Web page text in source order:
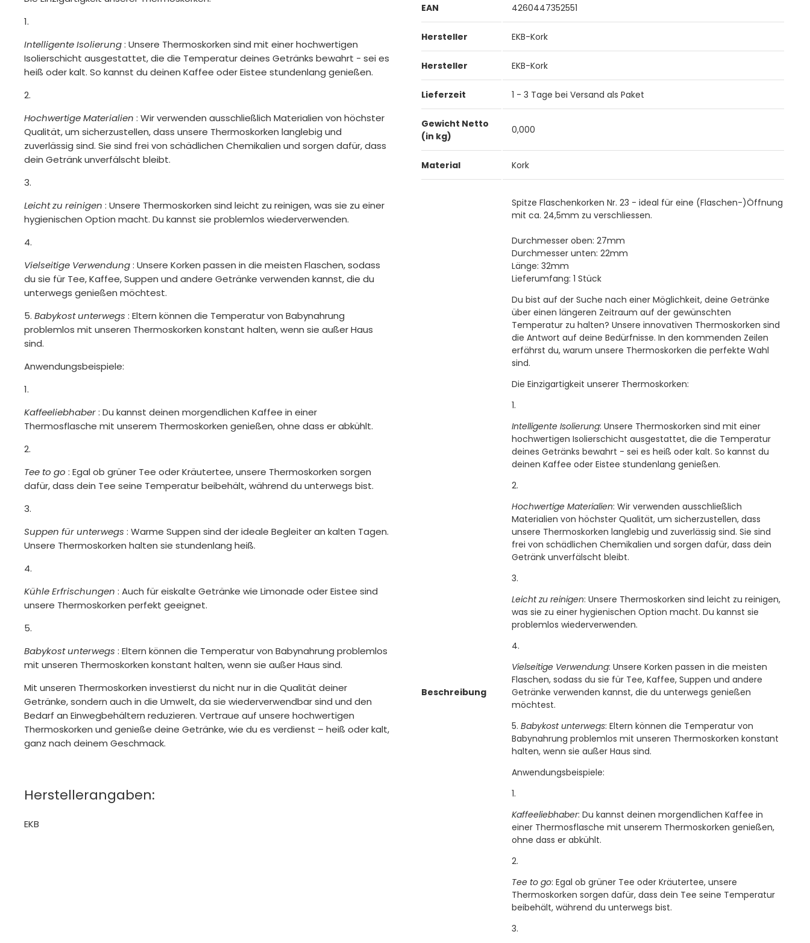
Intelligente Isolierung: Unsere Thermoskorken sind mit einer hochwertigen
Isolierschicht ausgestattet, die die Temperatur deines Getränks bewahrt - sei es
heiß oder kalt. So kannst du deinen Kaffee oder Eistee stundenlang genießen.
Hochwertige Materialien : Wir verwenden ausschließlich Materialien von höchster
Qualität, um sicherzustellen, dass unsere Thermoskorken langlebig und
zuverlässig sind. Sie sind frei von schädlichen Chemikalien und sorgen dafür, dass
dein Getränk unverfälscht bleibt.
Leicht zu reinigen : Unsere Thermoskorken sind leicht zu reinigen, was sie zu einer
hygienischen Option macht. Du kannst sie problemlos wiederverwenden.
Vielseitige Verwendung: Unsere Korken passen in die meisten Flaschen, sodass
du sie für Tee, Kaffee, Suppen und andere Getränke verwenden kannst, die du
unterwegs genießen möchtest.
Babykost unterwegs : Eltern können die Temperatur von Babynahrung
problemlos mit unseren Thermoskorken konstant halten, wenn sie außer Haus
sind.
Anwendungsbeispiele:
Kaffeeliebhaber: Du kannst deinen morgendlichen Kaffee in einer
Thermosflasche mit unserem Thermoskorken genießen, ohne dass er abkühlt.
Tee to go : Egal ob grüner Tee oder Kräutertee, unsere Thermoskorken sorgen
dafür, dass dein Tee seine Temperatur beibehält, während du unterwegs bist.
Suppen für unterwegs : Warme Suppen sind der ideale Begleiter an kalten Tagen.
Unsere Thermoskorken halten sie stundenlang heiß.
Kühle Erfrischungen : Auch für eiskalte Getränke wie Limonade oder Eistee sind
unsere Thermoskorken perfekt geeignet.
Babykost unterwegs : Eltern können die Temperatur von Babynahrung problemlos
mit unseren Thermoskorken konstant halten, wenn sie außer Haus sind.
Mit unseren Thermoskorken investierst du nicht nur in die Qualität deiner
Getränke, sondern auch in die Umwelt, da sie wiederverwendbar sind und den
Bedarf an Einwegbehältern reduzieren. Vertraue auf unsere hochwertigen
Thermoskorken und genieße deine Getränke, wie du es verdienst – heiß oder kalt,
ganz nach deinem Geschmack.
Herstellerangaben:
EKB
EAN 4260447352551
Hersteller EKB-Kork
Hersteller EKB-Kork
Lieferzeit 1 - 3 Tage bei Versand als Paket
Gewicht Netto
(in kg)
0,000
Material Kork
Beschreibung
Spitze Flaschenkorken Nr. 23 - ideal für eine (Flaschen-)Öffnung
mit ca. 24,5mm zu verschliessen.
Durchmesser oben: 27mm
Durchmesser unten: 22mm
Länge: 32mm
Lieferumfang: 1 Stück
Du bist auf der Suche nach einer Möglichkeit, deine Getränke
über einen längeren Zeitraum auf der gewünschten
Temperatur zu halten? Unsere innovativen Thermoskorken sind
die Antwort auf deine Bedürfnisse. In den kommenden Zeilen
erfährst du, warum unsere Thermoskorken die perfekte Wahl
sind.
Die Einzigartigkeit unserer Thermoskorken:
Intelligente Isolierung: Unsere Thermoskorken sind mit einer
hochwertigen Isolierschicht ausgestattet, die die Temperatur
deines Getränks bewahrt - sei es heiß oder kalt. So kannst du
deinen Kaffee oder Eistee stundenlang genießen.
Hochwertige Materialien: Wir verwenden ausschließlich
Materialien von höchster Qualität, um sicherzustellen, dass
unsere Thermoskorken langlebig und zuverlässig sind. Sie sind
frei von schädlichen Chemikalien und sorgen dafür, dass dein
Getränk unverfälscht bleibt.
Leicht zu reinigen: Unsere Thermoskorken sind leicht zu reinigen,
was sie zu einer hygienischen Option macht. Du kannst sie
problemlos wiederverwenden.
Vielseitige Verwendung: Unsere Korken passen in die meisten
Flaschen, sodass du sie für Tee, Kaffee, Suppen und andere
Getränke verwenden kannst, die du unterwegs genießen
möchtest.
Babykost unterwegs: Eltern können die Temperatur von
Babynahrung problemlos mit unseren Thermoskorken konstant
halten, wenn sie außer Haus sind.
Anwendungsbeispiele:
Kaffeeliebhaber: Du kannst deinen morgendlichen Kaffee in
einer Thermosflasche mit unserem Thermoskorken genießen,
ohne dass er abkühlt.
Tee to go: Egal ob grüner Tee oder Kräutertee, unsere
Thermoskorken sorgen dafür, dass dein Tee seine Temperatur
beibehält, während du unterwegs bist.